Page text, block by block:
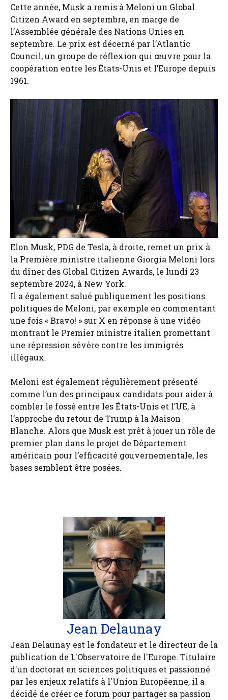
Cette année, Musk a remis à Meloni un Global
Citizen Award en septembre, en marge de
l’Assemblée générale des Nations Unies en
septembre. Le prix est décerné par l’Atlantic
Council, un groupe de réflexion qui œuvre pour la
coopération entre les États-Unis et l’Europe depuis
1961.
Elon Musk, PDG de Tesla, à droite, remet un prix à
la Première ministre italienne Giorgia Meloni lors
du dîner des Global Citizen Awards, le lundi 23
septembre 2024, à New York.
Il a également salué publiquement les positions
politiques de Meloni, par exemple en commentant
une fois « Bravo! » sur X en réponse à une vidéo
montrant le Premier ministre italien promettant
une répression sévère contre les immigrés
illégaux.
Meloni est également régulièrement présenté
comme l’un des principaux candidats pour aider à
combler le fossé entre les États-Unis et l’UE, à
l’approche du retour de Trump à la Maison
Blanche. Alors que Musk est prêt à jouer un rôle de
premier plan dans le projet de Département
américain pour l’efficacité gouvernementale, les
bases semblent être posées.
Jean Delaunay
Jean Delaunay est le fondateur et le directeur de la
publication de L'Observatoire de l'Europe. Titulaire
d'un doctorat en sciences politiques et passionné
par les enjeux relatifs à l'Union Européenne, il a
décidé de créer ce forum pour partager sa passion